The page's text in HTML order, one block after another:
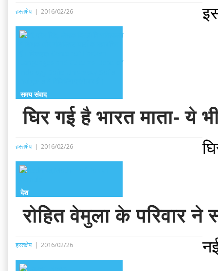
हस्तक्षेप | 2016/02/26
समय संवाद
घिर गई है भारत माता- ये
हस्तक्षेप | 2016/02/26
देश
रोहित वेमुला के परिवार
हस्तक्षेप | 2016/02/26